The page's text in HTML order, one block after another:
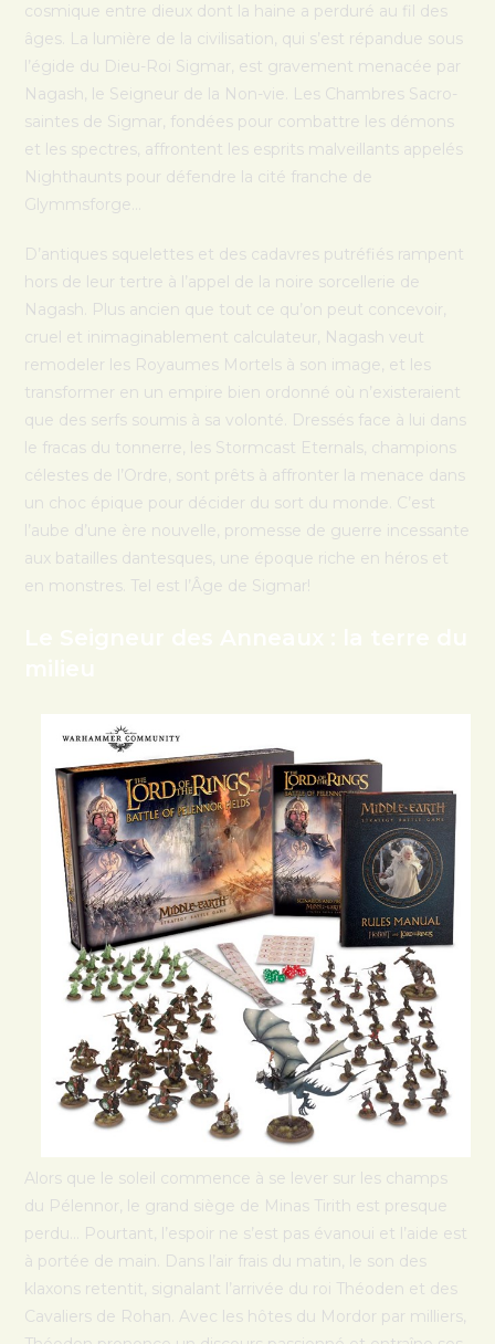
cosmique entre dieux dont la haine a perduré au fil des
âges. La lumière de la civilisation, qui s’est répandue sous
l’égide du Dieu-Roi Sigmar, est gravement menacée par
Nagash, le Seigneur de la Non-vie. Les Chambres Sacro-
saintes de Sigmar, fondées pour combattre les démons
et les spectres, affrontent les esprits malveillants appelés
Nighthaunts pour défendre la cité franche de
Glymmsforge…
D’antiques squelettes et des cadavres putréfiés rampent
hors de leur tertre à l’appel de la noire sorcellerie de
Nagash. Plus ancien que tout ce qu’on peut concevoir,
cruel et inimaginablement calculateur, Nagash veut
remodeler les Royaumes Mortels à son image, et les
transformer en un empire bien ordonné où n’existeraient
que des serfs soumis à sa volonté. Dressés face à lui dans
le fracas du tonnerre, les Stormcast Eternals, champions
célestes de l’Ordre, sont prêts à affronter la menace dans
un choc épique pour décider du sort du monde. C’est
l’aube d’une ère nouvelle, promesse de guerre incessante
aux batailles dantesques, une époque riche en héros et
en monstres. Tel est l’Âge de Sigmar!
Alors que le soleil commence à se lever sur les champs
du Pélennor, le grand siège de Minas Tirith est presque
perdu… Pourtant, l’espoir ne s’est pas évanoui et l’aide est
à portée de main. Dans l’air frais du matin, le son des
klaxons retentit, signalant l’arrivée du roi Théoden et des
Cavaliers de Rohan. Avec les hôtes du Mordor par milliers,